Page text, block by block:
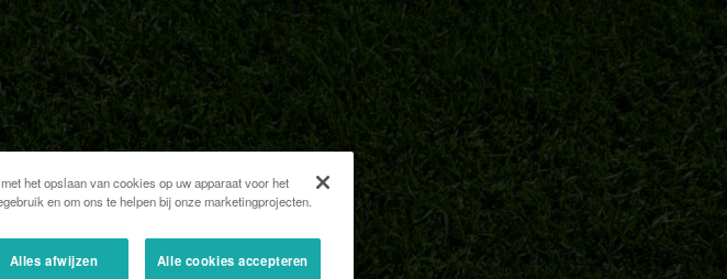
het opslaan van cookies op uw apparaat voor het
en om ons te helpen bij onze marketingprojecten.
Alles afwijzen Alle cookies accepteren